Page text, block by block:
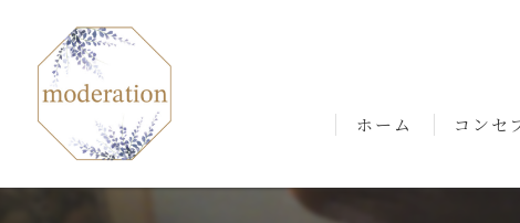
ホーム コンセ